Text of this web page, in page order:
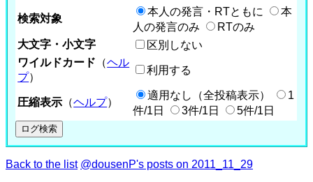
検索対象
本人の発言・RTともに
本
人の発言のみ
RTのみ
大文字・小文字
区別しない
ワイルドカード （ヘル
プ）
利用する
圧縮表示 （ヘルプ）
適用なし（全投稿表示）
1
件/1日
3件/1日 5件/1日
Back to the list @dousenP's posts on 2011_11_29